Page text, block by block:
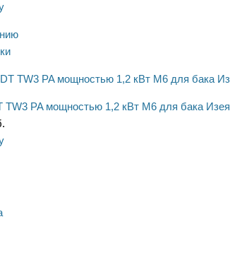
PA мощностью 1,2 кВт M6 для бака Изея